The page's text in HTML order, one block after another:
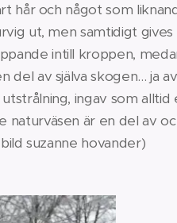
hår och något som
ut, men samtidigt
intill kroppen,
av själva skogen... ja
ingav som alltid
är en del av
suzanne hovander)